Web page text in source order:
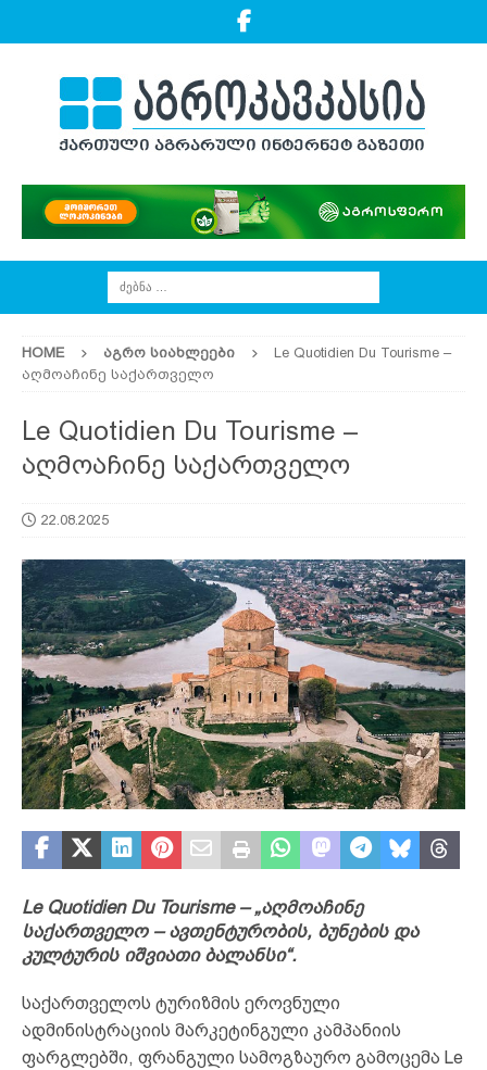
HOME ᲐᲒᲠᲝ ᲡᲘᲐᲮᲚᲔᲔᲑᲘ
Le Quotidien Du Tourisme –
აღმოაჩინე საქართველო
Le Quotidien Du Tourisme –
აღმოაჩინე საქართველო
22.08.2025
Le Quotidien Du Tourisme –„აღმოაჩინე
საქართველო – ავთენტურობის, ბუნების და
კულტურის იშვიათი ბალანსი“.
საქართველოს ტურიზმის ეროვნული
ადმინისტრაციის მარკეტინგული კამპანიის
ფარგლებში, ფრანგული სამოგზაურო გამოცემა Le